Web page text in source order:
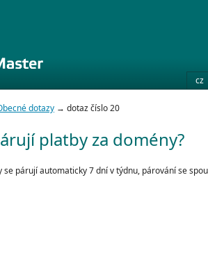
cz
dotazy → dotaz číslo 20
platby za domény?
se párují automaticky 7 dní v týdnu, párování se